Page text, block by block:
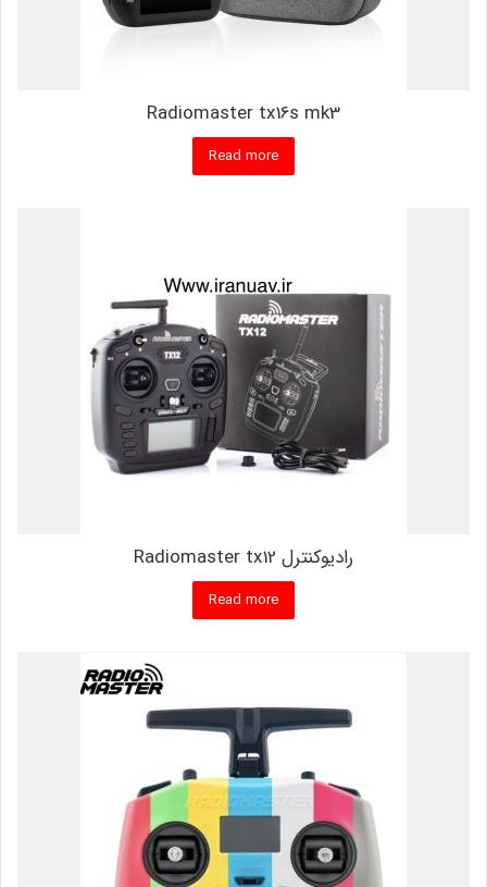
Radiomaster tx16s mk3
Read more
رادیوکنترل Radiomaster tx12
Read more